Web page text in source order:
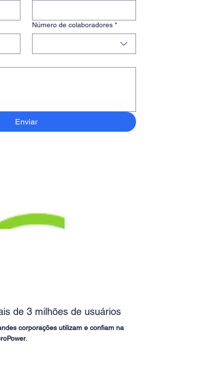
Número de colaboradores *
Enviar
de 3 milhões de usuários
corporações utilizam e confiam na